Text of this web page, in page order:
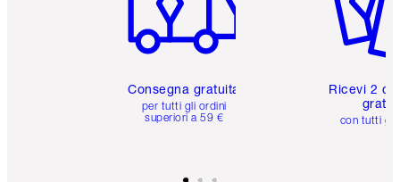
Consegna gratuita
per tutti gli ordini
superiori a 59 €
Ricevi 2
con tutti gli